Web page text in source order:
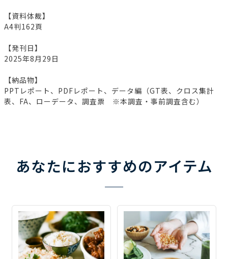
【資料体裁】
A4判162頁
【発刊日】
2025年8月29日
【納品物】
PPTレポート、PDFレポート、データ編（GT表、クロス集計
表、FA、ローデータ、調査票 ※本調査・事前調査含む）
あなたにおすすめのアイテム